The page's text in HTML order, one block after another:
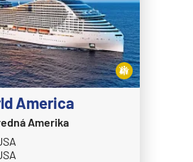
America
Amerika